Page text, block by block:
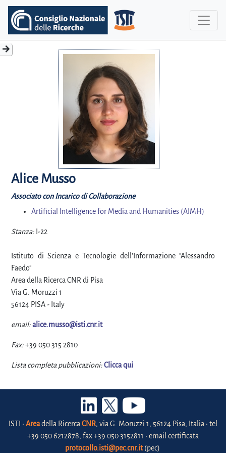
Alice Musso
Associato con Incarico di Collaborazione
Artificial Intelligence for Media and Humanities (AIMH)
Stanza: I-22
Istituto di Scienza e Tecnologie dell'Informazione "Alessandro
Faedo"
Area della Ricerca CNR di Pisa
Via G. Moruzzi 1
56124 PISA - Italy
email:alice.musso@isti.cnr.it
Fax:+39 050 315 2810
Lista completa pubblicazioni:Clicca qui
ISTI • Areadella RicercaCNR, via G. Moruzzi 1, 56124 Pisa, Italia • tel
+39 050 6212878, fax +39 050 3152811 • email certificata
protocollo.isti@pec.cnr.it(pec)